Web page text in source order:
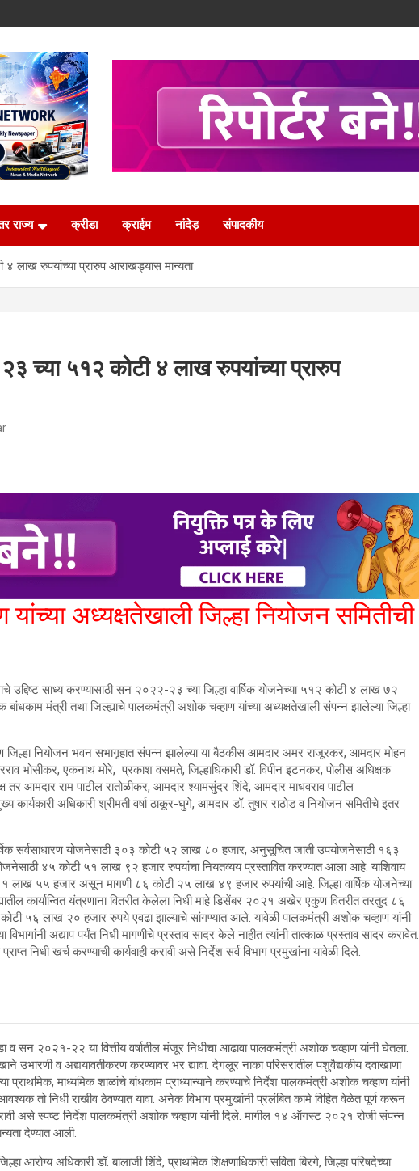
राज्य क्रीडा क्राईम नांदेड़ संपादकीय
४ लाख रुपयांच्या प्रारुप आराखड्यास मान्यता
२३ च्या ५१२ कोटी ४ लाख रुपयांच्या प्रारुप
अध्यक्षतेखाली जिल्हा नियोजन समितीची
उद्दिष्ट साध्य करण्यासाठी सन २०२२-२३ च्या जिल्हा वार्षिक योजनेच्या ५१२ कोटी ४ लाख ७२
मंत्री तथा जिल्ह्याचे पालकमंत्री अशोक चव्हाण यांच्या अध्यक्षतेखाली संपन्न झालेल्या जिल्हा
जिल्हा नियोजन भवन सभागृहात संपन्न झालेल्या या बैठकीस आमदार अमर राजूरकर, आमदार मोहन
भोसीकर, एकनाथ मोरे, प्रकाश वसमते, जिल्हाधिकारी डॉ. विपीन इटनकर, पोलीस अधिक्षक
आमदार राम पाटील रातोळीकर, आमदार श्यामसुंदर शिंदे, आमदार माधवराव पाटील
कार्यकारी अधिकारी श्रीमती वर्षा ठाकूर-घुगे, आमदार डॉ. तुषार राठोड व नियोजन समितीचे इतर
सर्वसाधारण योजनेसाठी ३०३ कोटी ५२ लाख ८० हजार, अनुसूचित जाती उपयोजनेसाठी १६३
४५ कोटी ५१ लाख ९२ हजार रुपयांचा नियतव्यय प्रस्तावित करण्यात आला आहे. याशिवाय
११ लाख ५५ हजार असून मागणी ८६ कोटी २५ लाख ४९ हजार रुपयांची आहे. जिल्हा वार्षिक योजनेच्या
कार्यान्वित यंत्रणाना वितरीत केलेला निधी माहे डिसेंबर २०२१ अखेर एकुण वितरीत तरतुद ८६
५६ लाख २० हजार रुपये एवढा झाल्याचे सांगण्यात आले. यावेळी पालकमंत्री अशोक चव्हाण यांनी
विभागांनी अद्याप पर्यंत निधी मागणीचे प्रस्ताव सादर केले नाहीत त्यांनी तात्काळ प्रस्ताव सादर करावेत.
निधी खर्च करण्याची कार्यवाही करावी असे निर्देश सर्व विभाग प्रमुखांना यावेळी दिले.
सन २०२१-२२ या वित्तीय वर्षातील मंजूर निधीचा आढावा पालकमंत्री अशोक चव्हाण यांनी घेतला.
उभारणी व अद्ययावतीकरण करण्यावर भर द्यावा. देगलूर नाका परिसरातील पशुवैद्यकीय दवाखाणा
माध्यमिक शाळांचे बांधकाम प्राध्यान्याने करण्याचे निर्देश पालकमंत्री अशोक चव्हाण यांनी
तो निधी राखीव ठेवण्यात यावा. अनेक विभाग प्रमुखांनी प्रलंबित कामे विहित वेळेत पूर्ण करून
करावी असे स्पष्ट निर्देश पालकमंत्री अशोक चव्हाण यांनी दिले. मागील १४ ऑगस्ट २०२१ रोजी संपन्न
देण्यात आली.
आरोग्य अधिकारी डॉ. बालाजी शिंदे, प्राथमिक शिक्षणाधिकारी सविता बिरगे, जिल्हा परिषदेच्या